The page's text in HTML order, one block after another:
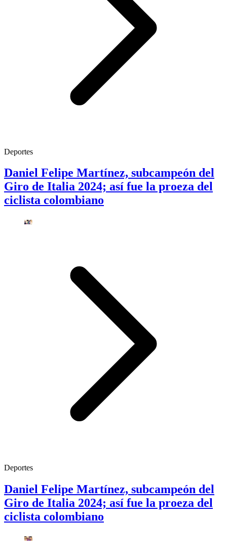
Deportes
Daniel Felipe Martínez, subcampeón del
Giro de Italia 2024; así fue la proeza del
ciclista colombiano
Deportes
Daniel Felipe Martínez, subcampeón del
Giro de Italia 2024; así fue la proeza del
ciclista colombiano